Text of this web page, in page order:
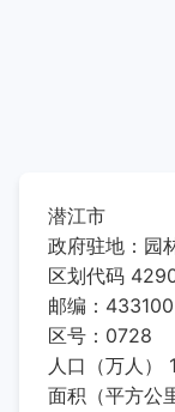
潜江市
政府驻地：园
区划代码
邮编：433100
区号：0728
人口（万人）
面积（平方公